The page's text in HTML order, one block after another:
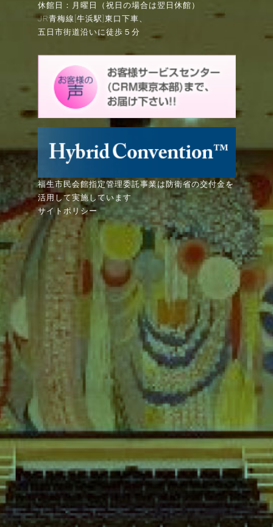
休館日：月曜日（祝日の場合は翌日休館）
JR青梅線[牛浜駅]東口下車、
五日市街道沿いに徒歩５分
福生市民会館指定管理委託事業は防衛省の交付金を
活用して実施しています
サイトポリシー